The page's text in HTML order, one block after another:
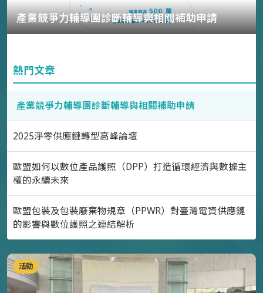
產業競爭力輔導團診斷輔導與相關補助申請
熱門文章
產業競爭力輔導團診斷輔導與相關補助申請
2025淨零供應鏈轉型高峰論壇
歐盟如何以數位產品護照（DPP）打造循環經濟與數據主
權的永續未來
歐盟包裝及包裝廢棄物規章（PPWR）對臺灣電資供應鏈
的影響與數位護照之連結解析
活動